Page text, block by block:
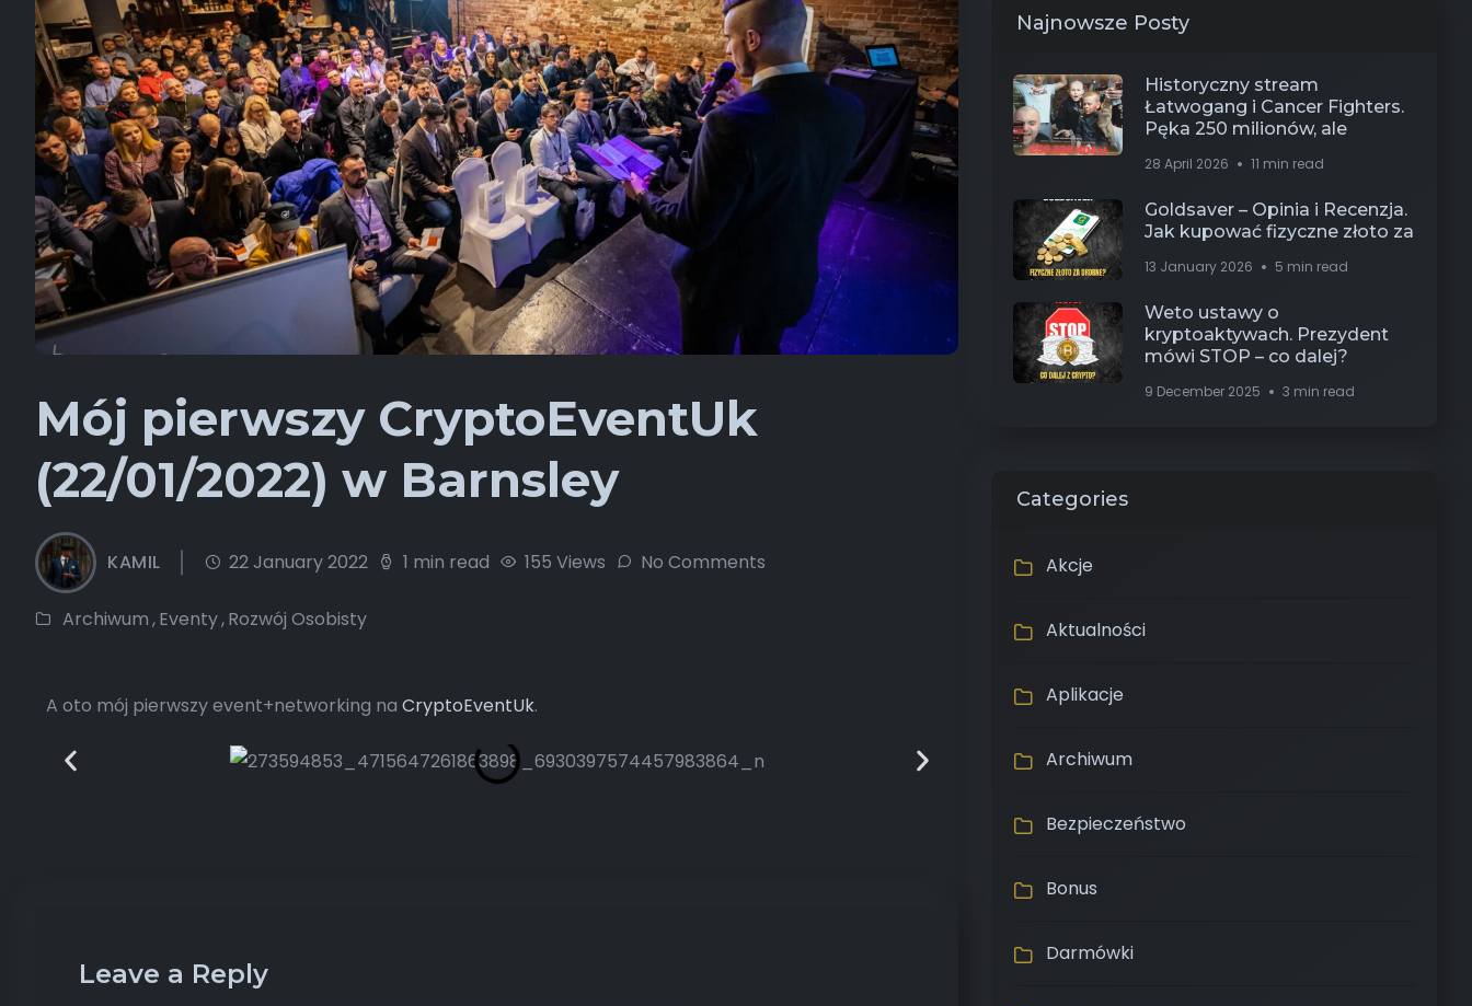
Mój pierwszy CryptoEventUk
(22/01/2022) w Barnsley
KAMIL 22 January 2022 1 min read 155 Views No Comments
Archiwum,Eventy,Rozwój Osobisty
A oto mój pierwszy event+networking na CryptoEventUk.
Leave a Reply
Najnowsze Posty
Historyczny stream
Łatwogang i Cancer Fighters.
Pęka 250 milionów, ale
28 April 2026 11 min read
Goldsaver – Opinia i Recenzja.
Jak kupować fizyczne złoto za
13 January 2026 5 min read
Weto ustawy o
kryptoaktywach. Prezydent
mówi STOP – co dalej?
9 December 2025 3 min read
Categories
Akcje
Aktualności
Aplikacje
Archiwum
Bezpieczeństwo
Bonus
Darmówki